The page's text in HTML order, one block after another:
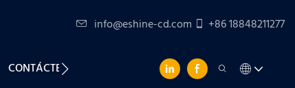
info@eshine-cd.com +86 18848211277
CONTÁCTENOS